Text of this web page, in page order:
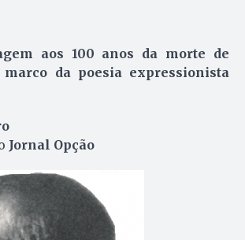
aos 100 anos da morte de
da poesia expressionista
Jornal Opção